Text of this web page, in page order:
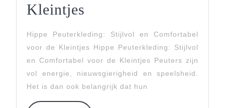
Kleintjes
Peuterkleding:
Stijlvol
En
Comfortabel
Hippe Peuterkleding: Stijlvol en Comfortabel
voor de Kleintjes Hippe Peuterkleding: Stijlvol
en Comfortabel voor de Kleintjes Peuters zijn
vol energie, nieuwsgierigheid en speelsheid.
Het is dan ook belangrijk dat hun